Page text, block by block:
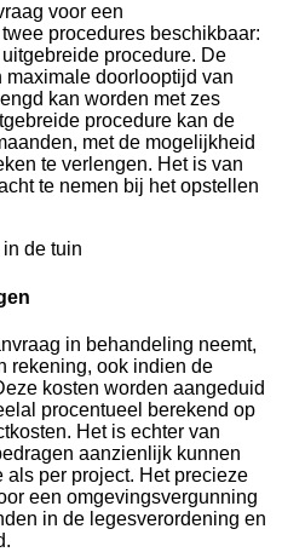
voor een
procedures beschikbaar:
procedure. De
maximale doorlooptijd van
kan worden met zes
procedure kan de
met de mogelijkheid
te verlengen. Het is van
te nemen bij het opstellen
in behandeling neemt,
rekening, ook indien de
kosten worden aangeduid
procentueel berekend op
Het is echter van
aanzienlijk kunnen
per project. Het precieze
een omgevingsvergunning
in de legesverordening en